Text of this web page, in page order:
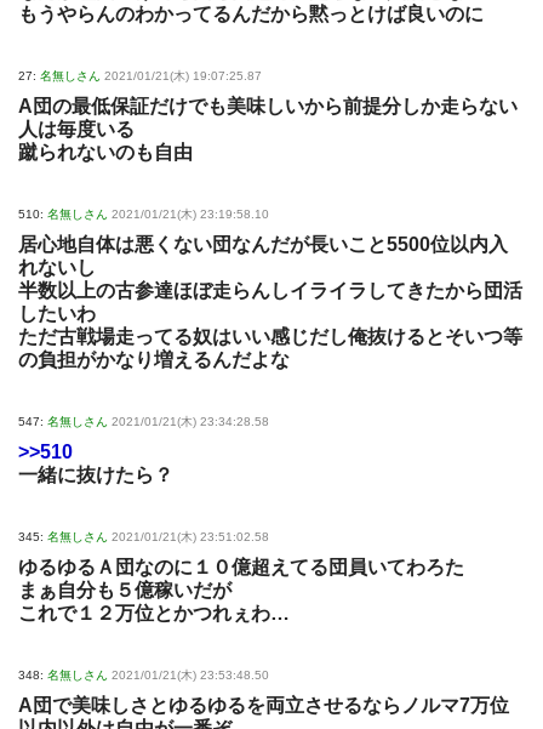
もうやらんのわかってるんだから黙っとけば良いのに
27: 名無しさん 2021/01/21(木) 19:07:25.87
A団の最低保証だけでも美味しいから前提分しか走らない
人は毎度いる
蹴られないのも自由
510: 名無しさん 2021/01/21(木) 23:19:58.10
居心地自体は悪くない団なんだが長いこと5500位以内入
れないし
半数以上の古参達ほぼ走らんしイライラしてきたから団活
したいわ
ただ古戦場走ってる奴はいい感じだし俺抜けるとそいつ等
の負担がかなり増えるんだよな
547: 名無しさん 2021/01/21(木) 23:34:28.58
>>510
一緒に抜けたら？
345: 名無しさん 2021/01/21(木) 23:51:02.58
ゆるゆるＡ団なのに１０億超えてる団員いてわろた
まぁ自分も５億稼いだが
これで１２万位とかつれぇわ…
348: 名無しさん 2021/01/21(木) 23:53:48.50
A団で美味しさとゆるゆるを両立させるならノルマ7万位